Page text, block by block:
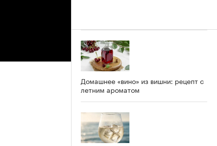
Домашнее «вино» из вишни: рецепт с
летним ароматом